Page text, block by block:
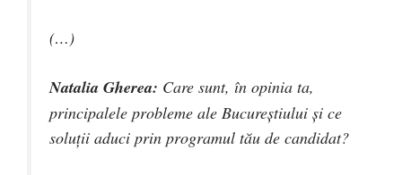
(…)
Natalia Gherea: Care sunt, în opinia ta,
principalele probleme ale Bucureștiului și ce
soluții aduci prin programul tău de candidat?